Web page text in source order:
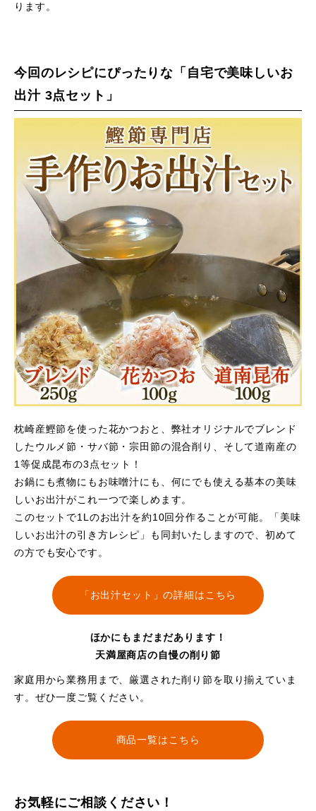
ります。
今回のレシピにぴったりな「自宅で美味しいお
出汁 3点セット」
枕崎産鰹節を使った花かつおと、弊社オリジナルでブレンド
したウルメ節・サバ節・宗田節の混合削り、そして道南産の
1等促成昆布の3点セット！
お鍋にも煮物にもお味噌汁にも、何にでも使える基本の美味
しいお出汁がこれ一つで楽しめます。
このセットで1Lのお出汁を約10回分作ることが可能。「美味
しいお出汁の引き方レシピ」も同封いたしますので、初めて
の方でも安心です。
「お出汁セット」の詳細はこちら
ほかにもまだまだあります！
天満屋商店の自慢の削り節
家庭用から業務用まで、厳選された削り節を取り揃えていま
す。ぜひ一度ご覧ください。
商品一覧はこちら
お気軽にご相談ください！